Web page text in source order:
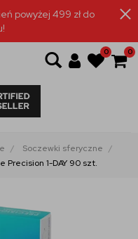
powyżej 499 zł do
0 0
Soczewki sferyczne
1-DAY 90 szt.